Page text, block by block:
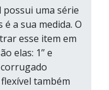
uma série
a sua medida. O
esse item em
elas: 1’’ e
corrugado
também